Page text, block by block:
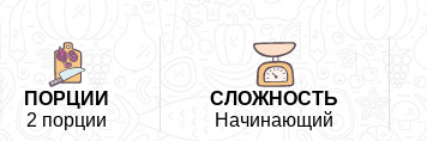
ПОРЦИИ
2 порции
СЛОЖНОСТЬ
Начинающий